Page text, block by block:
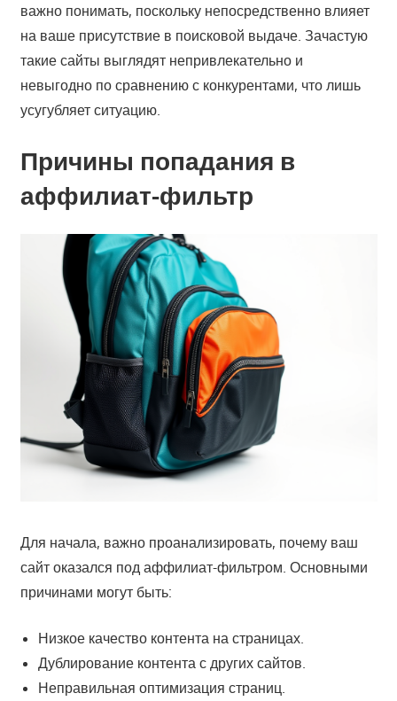
важно понимать, поскольку непосредственно влияет
на ваше присутствие в поисковой выдаче. Зачастую
такие сайты выглядят непривлекательно и
невыгодно по сравнению с конкурентами, что лишь
усугубляет ситуацию.
Причины попадания в
аффилиат-фильтр
Для начала, важно проанализировать, почему ваш
сайт оказался под аффилиат-фильтром. Основными
причинами могут быть:
Низкое качество контента на страницах.
Дублирование контента с других сайтов.
Неправильная оптимизация страниц.